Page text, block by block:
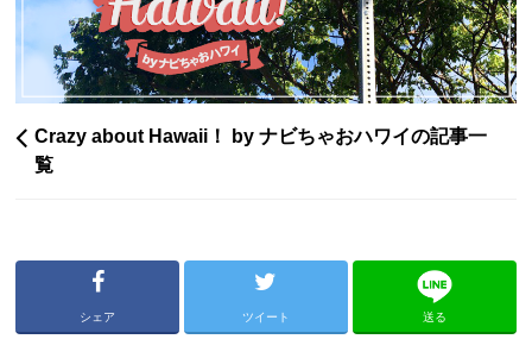
Crazy about Hawaii！ by ナビちゃおハワイの記事一
覧
シェア ツイート 送る